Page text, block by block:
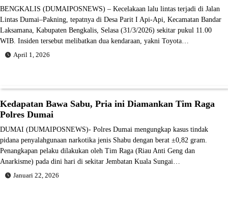
BENGKALIS (DUMAIPOSNEWS) – Kecelakaan lalu lintas terjadi di Jalan
Lintas Dumai–Pakning, tepatnya di Desa Parit I Api-Api, Kecamatan Bandar
Laksamana, Kabupaten Bengkalis, Selasa (31/3/2026) sekitar pukul 11.00
WIB. Insiden tersebut melibatkan dua kendaraan, yakni Toyota…
April 1, 2026
Kedapatan Bawa Sabu, Pria ini Diamankan Tim Raga
Polres Dumai
DUMAI (DUMAIPOSNEWS)- Polres Dumai mengungkap kasus tindak
pidana penyalahgunaan narkotika jenis Shabu dengan berat ±0,82 gram.
Penangkapan pelaku dilakukan oleh Tim Raga (Riau Anti Geng dan
Anarkisme) pada dini hari di sekitar Jembatan Kuala Sungai…
Januari 22, 2026